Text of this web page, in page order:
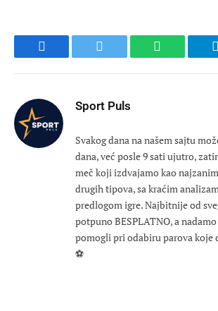
Facebook Twitter WhatsApp
Sport Puls
Svakog dana na našem sajtu
dana, već posle 9 sati ujutro,
meč koji izdvajamo kao
drugih tipova, sa kraćim
predlogom igre. Najbitnije od
potpuno BESPLATNO, a
pomogli pri odabiru parova koje
⚽